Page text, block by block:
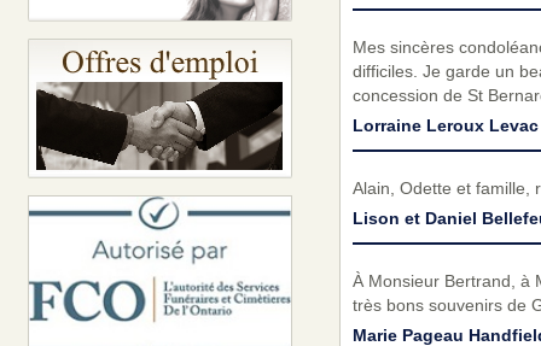
Mes sincères
difficiles. Je garde un
concession de St
Lorraine Leroux Levac
Alain, Odette et famille,
Lison et Daniel
À Monsieur Bertrand, à
très bons souvenirs de
Marie Pageau